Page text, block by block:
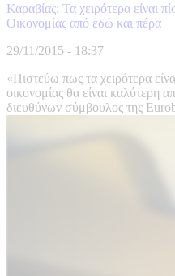
Καραβίας: Τα χειρότερα είναι
Οικονομίας από εδώ και πέρα
29/11/2015 - 18:37
«Πιστεύω πως τα χειρότερα
οικονομίας θα είναι καλύτερη
διευθύνων σύμβουλος της